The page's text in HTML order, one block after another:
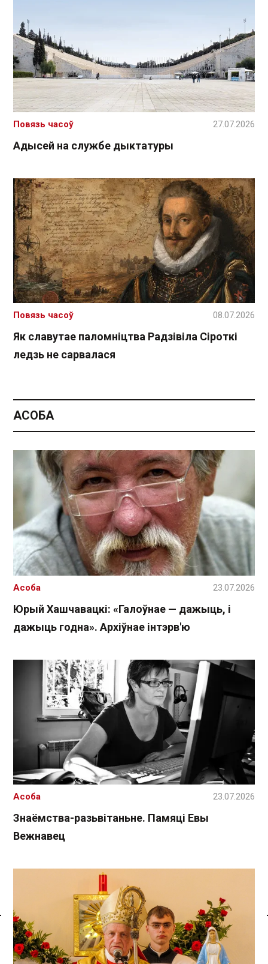
Спасылка без VPN
Адысей на службе дыктатуры
Повязь часоў 27.07.2026
Як славутае паломніцтва Радзівіла Сіроткі
ледзь не сарвалася
Повязь часоў 08.07.2026
АСОБА
Юрый Хашчавацкі: «Галоўнае — дажыць, і
дажыць годна». Архіўнае інтэрв'ю
Асоба 23.07.2026
Знаёмства-разьвітаньне. Памяці Евы
Вежнавец
Асоба 23.07.2026